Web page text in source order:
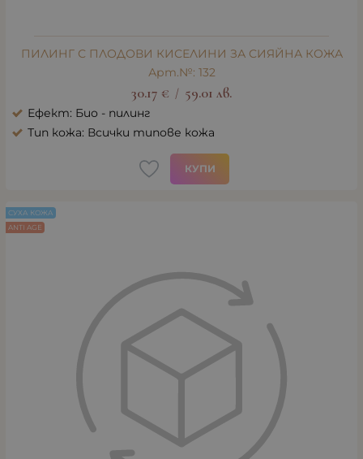
ПИЛИНГ С ПЛОДОВИ КИСЕЛИНИ ЗА СИЯЙНА КОЖА
Арт.№: 132
30.17 € / 59.01 лв.
Ефект: Био - пилинг
Тип кожа: Всички типове кожа
КУПИ
СУХА КОЖА
ANTI AGE